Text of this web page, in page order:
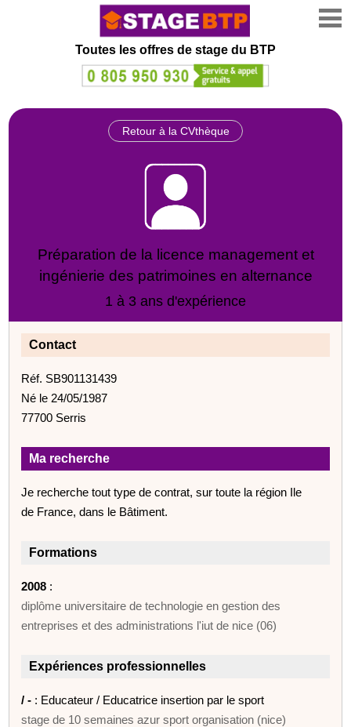
Toutes les offres de stage du BTP
Retour à la CVthèque
Préparation de la licence management et
ingénierie des patrimoines en alternance
1 à 3 ans d'expérience
Contact
Réf. SB901131439
Né le 24/05/1987
77700 Serris
Ma recherche
Je recherche tout type de contrat, sur toute la région Ile
de France, dans le Bâtiment.
Formations
2008 :
diplôme universitaire de technologie en gestion des
entreprises et des administrations l'iut de nice (06)
Expériences professionnelles
/ - : Educateur / Educatrice insertion par le sport
stage de 10 semaines azur sport organisation (nice)